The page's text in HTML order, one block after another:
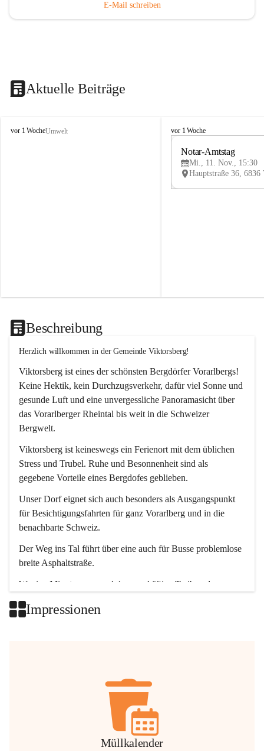
E-Mail schreiben
Aktuelle Beiträge
V
vor 1 WocheUmwelt
V
vor 1 Woche
Notar-Amtstag
Mi., 11. Nov., 15:30
Beschreibung
Herzlich willkommen in der Gemeinde Viktorsberg!
Viktorsberg ist eines der schönsten Bergdörfer Vorarlbergs!
Keine Hektik, kein Durchzugsverkehr, dafür viel Sonne und
gesunde Luft und eine unvergessliche Panoramasicht über
das Vorarlberger Rheintal bis weit in die Schweizer
Bergwelt.
Viktorsberg ist keineswegs ein Ferienort mit dem üblichen
Stress und Trubel. Ruhe und Besonnenheit sind als
gegebene Vorteile eines Bergdofes geblieben.
Unser Dorf eignet sich auch besonders als Ausgangspunkt
für Besichtigungsfahrten für ganz Vorarlberg und in die
benachbarte Schweiz.
Der Weg ins Tal führt über eine auch für Busse problemlose
breite Asphaltstraße.
Wenige Minuten nur, und das geschäftige Treiben der
Impressionen
Müllkalender